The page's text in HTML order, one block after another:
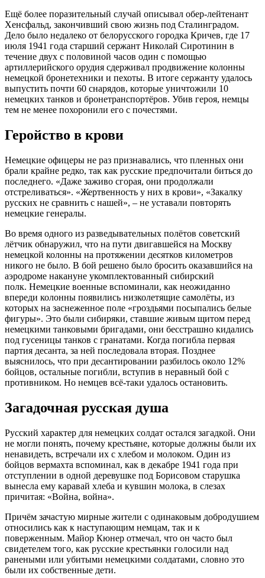
Ещё более поразительный случай описывал обер-лейтенант
Хенсфальд, закончивший свою жизнь под Сталинградом.
Дело было недалеко от белорусского городка Кричев, где 17
июля 1941 года старший сержант Николай Сиротинин в
течение двух с половиной часов один с помощью
артиллерийского орудия сдерживал продвижение колонны
немецкой бронетехники и пехоты. В итоге сержанту удалось
выпустить почти 60 снарядов, которые уничтожили 10
немецких танков и бронетранспортёров. Убив героя, немцы
тем не менее похоронили его с почестями.
Геройство в крови
Немецкие офицеры не раз признавались, что пленных они
брали крайне редко, так как русские предпочитали биться до
последнего. «Даже заживо сгорая, они продолжали
отстреливаться». «Жертвенность у них в крови», «Закалку
русских не сравнить с нашей», – не уставали повторять
немецкие генералы.
Во время одного из разведывательных полётов советский
лётчик обнаружил, что на пути двигавшейся на Москву
немецкой колонны на протяжении десятков километров
никого не было. В бой решено было бросить оказавшийся на
аэродроме накануне укомплектованный сибирский
полк. Немецкие военные вспоминали, как неожиданно
впереди колонны появились низколетящие самолёты, из
которых на заснеженное поле «гроздьями посыпались белые
фигуры». Это были сибиряки, ставшие живым щитом перед
немецкими танковыми бригадами, они бесстрашно кидались
под гусеницы танков с гранатами. Когда погибла первая
партия десанта, за ней последовала вторая. Позднее
выяснилось, что при десантировании разбилось около 12%
бойцов, остальные погибли, вступив в неравный бой с
противником. Но немцев всё-таки удалось остановить.
Загадочная русская душа
Русский характер для немецких солдат остался загадкой. Они
не могли понять, почему крестьяне, которые должны были их
ненавидеть, встречали их с хлебом и молоком. Один из
бойцов вермахта вспоминал, как в декабре 1941 года при
отступлении в одной деревушке под Борисовом старушка
вынесла ему каравай хлеба и кувшин молока, в слезах
причитая: «Война, война».
Причём зачастую мирные жители с одинаковым добродушием
относились как к наступающим немцам, так и к
поверженным. Майор Кюнер отмечал, что он часто был
свидетелем того, как русские крестьянки голосили над
ранеными или убитыми немецкими солдатами, словно это
были их собственные дети.